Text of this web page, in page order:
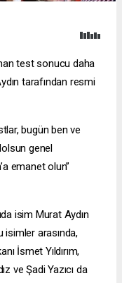
test sonucu daha
tarafından resmi
bugün ben ve
genel
emanet olun”
isim Murat Aydın
arasında,
İsmet Yıldırım,
ve Şadi Yazıcı da